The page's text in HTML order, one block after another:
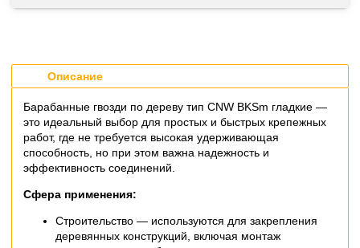
Описание
Барабанные гвозди по дереву тип CNW BKSm гладкие —
это идеальный выбор для простых и быстрых крепежных
работ, где не требуется высокая удерживающая
способность, но при этом важна надежность и
эффективность соединений.
Сфера применения:
Строительство — используются для закрепления
деревянных конструкций, включая монтаж